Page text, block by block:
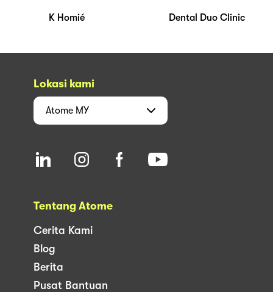
K Homié Dental Duo Clinic
Lokasi kami
Atome MY
Tentang Atome
Cerita Kami
Blog
Berita
Pusat Bantuan